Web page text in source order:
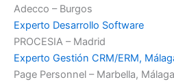
Adecco – Burgos
Experto Desarrollo Software
PROCESIA – Madrid
Experto Gestión CRM/ERM,
Page Personnel – Marbella, Málaga